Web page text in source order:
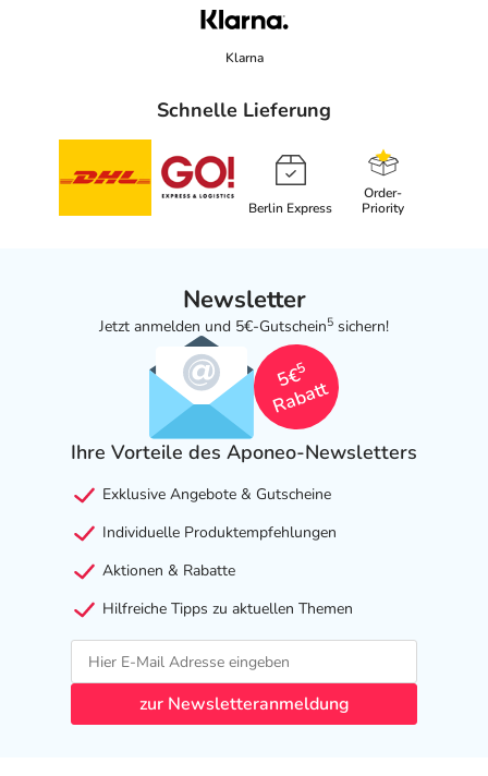
Klarna
Schnelle Lieferung
Berlin Express
Order-
Priority
Newsletter
Jetzt anmelden und 5€-Gutschein5 sichern!
5€
5
Rabatt
Ihre Vorteile des Aponeo-Newsletters
Exklusive Angebote & Gutscheine
Individuelle Produktempfehlungen
Aktionen & Rabatte
Hilfreiche Tipps zu aktuellen Themen
zur Newsletteranmeldung